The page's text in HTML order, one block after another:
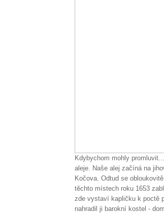
Kdybychom mohly
aleje. Naše alej začíná na
Kočova. Odtud se
těchto místech roku 1653
zde vystaví kapličku k poctě
nahradil ji barokní kostel -